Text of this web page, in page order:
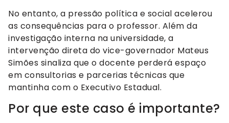
No entanto, a pressão política e social acelerou
as consequências para o professor. Além da
investigação interna na universidade, a
intervenção direta do vice-governador Mateus
Simões sinaliza que o docente perderá espaço
em consultorias e parcerias técnicas que
mantinha com o Executivo Estadual.
Por que este caso é importante?